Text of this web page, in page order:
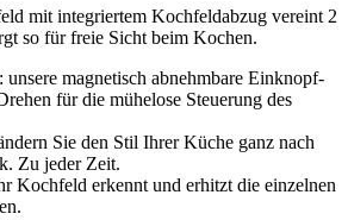
mit integriertem Kochfeldabzug vereint 2
so für freie Sicht beim Kochen.
magnetisch abnehmbare Einknopf-
für die mühelose Steuerung des
Sie den Stil Ihrer Küche ganz nach
Zu jeder Zeit.
Kochfeld erkennt und erhitzt die einzelnen